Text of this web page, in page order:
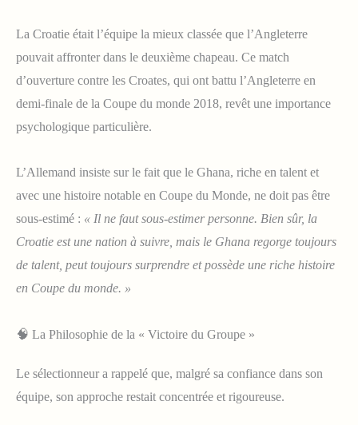
La Croatie était l’équipe la mieux classée que l’Angleterre
pouvait affronter dans le deuxième chapeau. Ce match
d’ouverture contre les Croates, qui ont battu l’Angleterre en
demi-finale de la Coupe du monde 2018, revêt une importance
psychologique particulière.
L’Allemand insiste sur le fait que le Ghana, riche en talent et
avec une histoire notable en Coupe du Monde, ne doit pas être
sous-estimé : « Il ne faut sous-estimer personne. Bien sûr, la
Croatie est une nation à suivre, mais le Ghana regorge toujours
de talent, peut toujours surprendre et possède une riche histoire
en Coupe du monde. »
🧠 La Philosophie de la « Victoire du Groupe »
Le sélectionneur a rappelé que, malgré sa confiance dans son
équipe, son approche restait concentrée et rigoureuse.